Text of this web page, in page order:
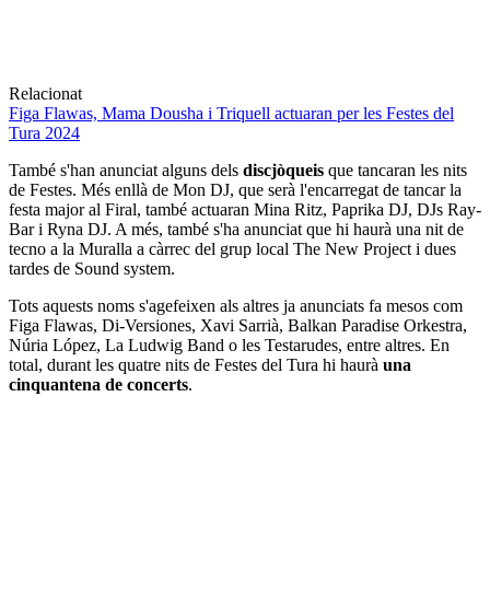
Relacionat
Figa Flawas, Mama Dousha i Triquell actuaran per les Festes del
Tura 2024
També s'han anunciat alguns dels discjòqueis que tancaran les nits
de Festes. Més enllà de Mon DJ, que serà l'encarregat de tancar la
festa major al Firal, també actuaran Mina Ritz, Paprika DJ, DJs Ray-
Bar i Ryna DJ. A més, també s'ha anunciat que hi haurà una nit de
tecno a la Muralla a càrrec del grup local The New Project i dues
tardes de Sound system.
Tots aquests noms s'agefeixen als altres ja anunciats fa mesos com
Figa Flawas, Di-Versiones, Xavi Sarrià, Balkan Paradise Orkestra,
Núria López, La Ludwig Band o les Testarudes, entre altres. En
total, durant les quatre nits de Festes del Tura hi haurà una
cinquantena de concerts.